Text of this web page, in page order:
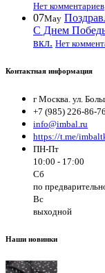
Нет комментариев
07May
С Днем
вкл. Нет
Контактная информация
г Москва. ул.
+7 (985) 226-86-76
info@imbal.ru
https://t.me/
ПН-Пт
10:00 - 17:00
Сб
по
Вс
выходной
Наши новинки